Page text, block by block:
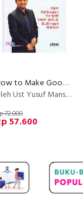
How to Make Good Life
Ust Yusuf Mansur
72.000
57.600